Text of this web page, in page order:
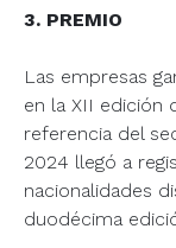
3. PREMIO
Las empresas
en la XII edición
referencia del
2024 llegó a
nacionalidades
duodécima